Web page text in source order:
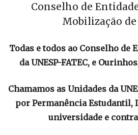
Conselho de
Mobilização
Todas e todos ao Conselho de
da UNESP-FATEC, e
Chamamos as Unidades da
por Permanência Estudantil,
universidade e contra